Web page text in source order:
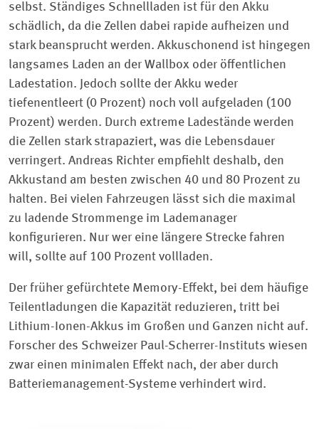
selbst. Ständiges Schnellladen ist für den Akku
schädlich, da die Zellen dabei rapide aufheizen und
stark beansprucht werden. Akkuschonend ist hingegen
langsames Laden an der Wallbox oder öffentlichen
Ladestation. Jedoch sollte der Akku weder
tiefenentleert (0 Prozent) noch voll aufgeladen (100
Prozent) werden. Durch extreme Ladestände werden
die Zellen stark strapaziert, was die Lebensdauer
verringert. Andreas Richter empfiehlt deshalb, den
Akkustand am besten zwischen 40 und 80 Prozent zu
halten. Bei vielen Fahrzeugen lässt sich die maximal
zu ladende Strommenge im Lademanager
konfigurieren. Nur wer eine längere Strecke fahren
will, sollte auf 100 Prozent vollladen.
Der früher gefürchtete Memory-Effekt, bei dem häufige
Teilentladungen die Kapazität reduzieren, tritt bei
Lithium-Ionen-Akkus im Großen und Ganzen nicht auf.
Forscher des Schweizer Paul-Scherrer-Instituts wiesen
zwar einen minimalen Effekt nach, der aber durch
Batteriemanagement-Systeme verhindert wird.